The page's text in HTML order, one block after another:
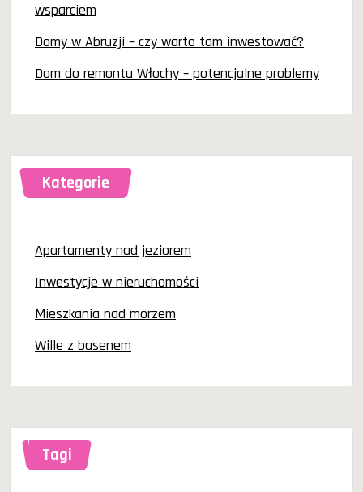
wsparciem
Domy w Abruzji – czy warto tam inwestować?
Dom do remontu Włochy – potencjalne problemy
Kategorie
Apartamenty nad jeziorem
Inwestycje w nieruchomości
Mieszkania nad morzem
Wille z basenem
Tagi